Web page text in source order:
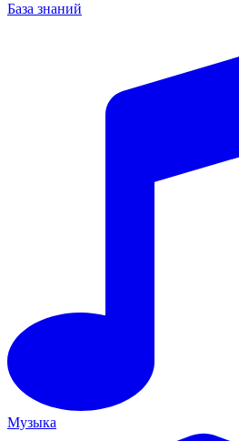
База знаний
Музыка